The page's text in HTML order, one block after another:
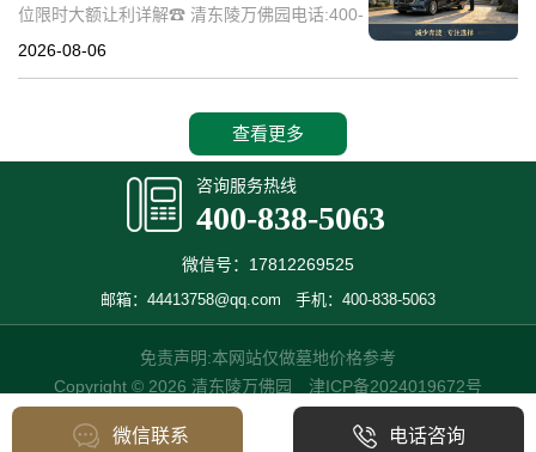
位限时大额让利详解☎ 清东陵万佛园电话:400-
838-5063清东陵万佛园，作为中国历史上著名
2026-08-06
查看更多
咨询服务热线
400-838-5063
微信号：17812269525
邮箱：44413758@qq.com 手机：400-838-5063
免责声明:本网站仅做墓地价格参考
Copyright © 2026 清东陵万佛园 津ICP备2024019672号
微信联系 电话咨询